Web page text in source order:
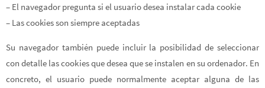
– El navegador pregunta si el usuario desea instalar cada cookie
– Las cookies son siempre aceptadas
Su navegador también puede incluir la posibilidad de seleccionar
con detalle las cookies que desea que se instalen en su ordenador. En
concreto, el usuario puede normalmente aceptar alguna de las